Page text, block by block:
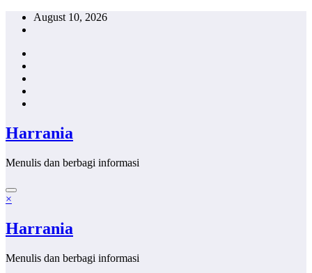
Skip
August 10, 2026
Harrania
Menulis dan berbagi informasi
×
Harrania
Menulis dan berbagi informasi